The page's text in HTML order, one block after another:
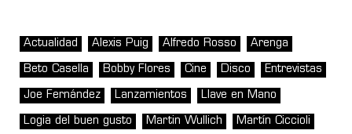
Actualidad Alexis Puig Alfredo Rosso Arenga
Beto Casella Bobby Flores Cine Disco Entrevistas
Joe Fernández Lanzamientos Llave en Mano
Logia del buen gusto Martin Wullich Martín Ciccioli